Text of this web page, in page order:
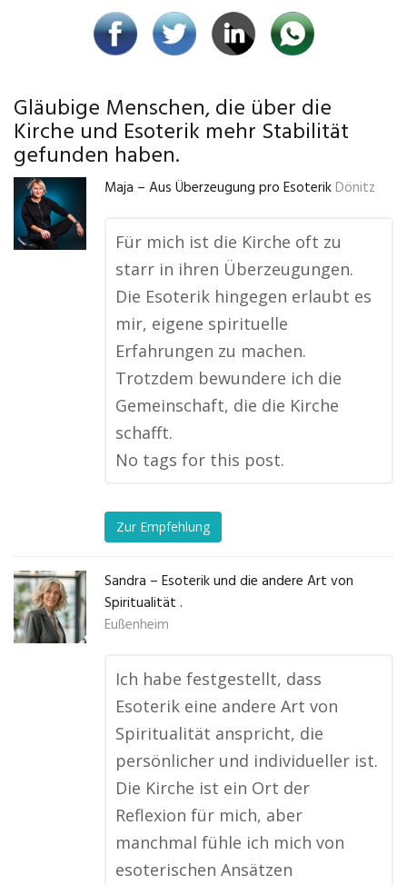
Gläubige Menschen, die über die
Kirche und Esoterik mehr Stabilität
gefunden haben.
Maja – Aus Überzeugung pro EsoterikDönitz
Für mich ist die Kirche oft zu
starr in ihren Überzeugungen.
Die Esoterik hingegen erlaubt es
mir, eigene spirituelle
Erfahrungen zu machen.
Trotzdem bewundere ich die
Gemeinschaft, die die Kirche
schafft.
No tags for this post.
Zur Empfehlung
Sandra – Esoterik und die andere Art von
Spiritualität .
Eußenheim
Ich habe festgestellt, dass
Esoterik eine andere Art von
Spiritualität anspricht, die
persönlicher und individueller ist.
Die Kirche ist ein Ort der
Reflexion für mich, aber
manchmal fühle ich mich von
esoterischen Ansätzen